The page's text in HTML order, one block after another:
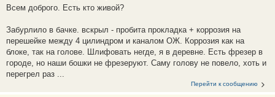
Всем доброго. Есть кто живой?
Забурлило в бачке. вскрыл - пробита прокладка + коррозия на
перешейке между 4 цилиндром и каналом ОЖ. Коррозия как на
блоке, так на голове. Шлифовать негде, я в деревне. Есть фрезер в
городе, но наши бошки не фрезеруют. Саму голову не повело, хоть и
перегрел раз ...
Перейти к сообщению